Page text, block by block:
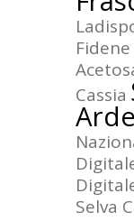
Fidene
Cassia
Selva